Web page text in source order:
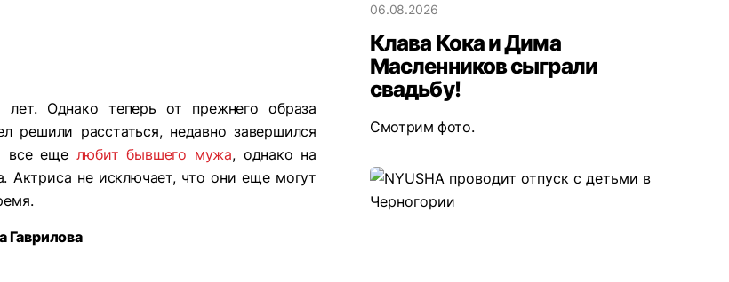
Однако теперь от прежнего образа
решили расстаться, недавно завершился
все еще любит бывшего мужа, однако на
Актриса не исключает, что они еще могут
Гаврилова
06.08.2026
Клава Кока и Дима
Масленников сыграли
свадьбу!
Смотрим фото.